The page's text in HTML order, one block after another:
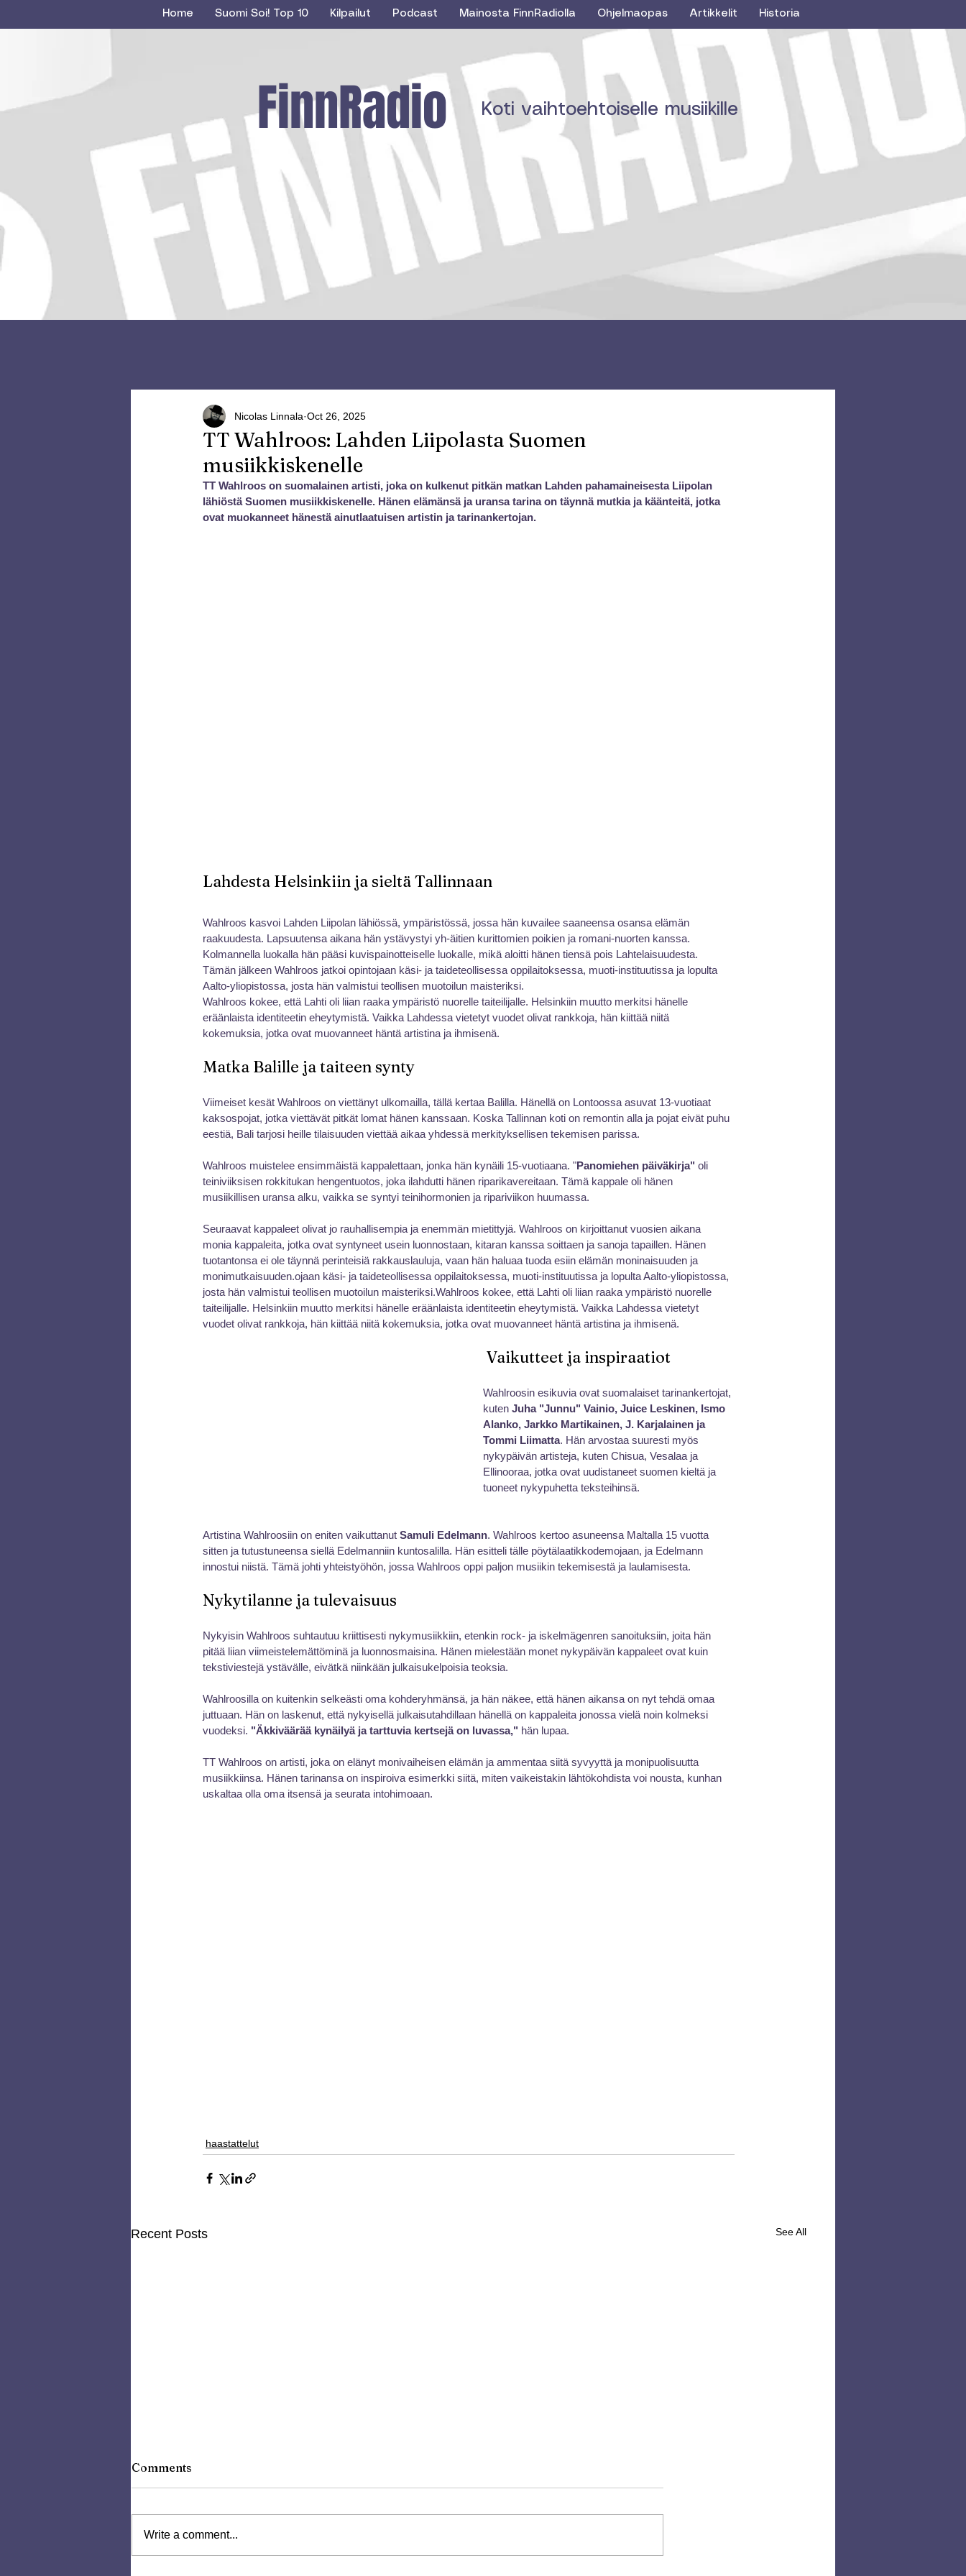
Home Suomi Soi! Top 10 Kilpailut Podcast Mainosta FinnRadiolla Ohjelmaopas Artikkelit Historia
FinnRadio Koti vaihtoehtoiselle musiikille
TT Wahlroos: Lahden Liipolasta Suomen
musiikkiskenelle
Nicolas Linnala Oct 26, 2025
TT Wahlroos on suomalainen artisti, joka on kulkenut pitkän matkan Lahden pahamaineisesta Liipolan
lähiöstä Suomen musiikkiskenelle. Hänen elämänsä ja uransa tarina on täynnä mutkia ja käänteitä, jotka
ovat muokanneet hänestä ainutlaatuisen artistin ja tarinankertojan.
Lahdesta Helsinkiin ja sieltä Tallinnaan
Wahlroos kasvoi Lahden Liipolan lähiössä, ympäristössä, jossa hän kuvailee saaneensa osansa elämän
raakuudesta. Lapsuutensa aikana hän ystävystyi yh-äitien kurittomien poikien ja romani-nuorten kanssa.
Kolmannella luokalla hän pääsi kuvispainotteiselle luokalle, mikä aloitti hänen tiensä pois Lahtelaisuudesta.
Tämän jälkeen Wahlroos jatkoi opintojaan käsi- ja taideteollisessa oppilaitoksessa, muoti-instituutissa ja lopulta
Aalto-yliopistossa, josta hän valmistui teollisen muotoilun maisteriksi.
Wahlroos kokee, että Lahti oli liian raaka ympäristö nuorelle taiteilijalle. Helsinkiin muutto merkitsi hänelle
eräänlaista identiteetin eheytymistä. Vaikka Lahdessa vietetyt vuodet olivat rankkoja, hän kiittää niitä
kokemuksia, jotka ovat muovanneet häntä artistina ja ihmisenä.
Matka Balille ja taiteen synty
Viimeiset kesät Wahlroos on viettänyt ulkomailla, tällä kertaa Balilla. Hänellä on Lontoossa asuvat 13-vuotiaat
kaksospojat, jotka viettävät pitkät lomat hänen kanssaan. Koska Tallinnan koti on remontin alla ja pojat eivät puhu
eestiä, Bali tarjosi heille tilaisuuden viettää aikaa yhdessä merkityksellisen tekemisen parissa.
Wahlroos muistelee ensimmäistä kappalettaan, jonka hän kynäili 15-vuotiaana. "Panomiehen päiväkirja" oli
teiniviiksisen rokkitukan hengentuotos, joka ilahdutti hänen riparikavereitaan. Tämä kappale oli hänen
musiikillisen uransa alku, vaikka se syntyi teinihormonien ja ripariviikon huumassa.
Seuraavat kappaleet olivat jo rauhallisempia ja enemmän mietittyjä. Wahlroos on kirjoittanut vuosien aikana
monia kappaleita, jotka ovat syntyneet usein luonnostaan, kitaran kanssa soittaen ja sanoja tapaillen. Hänen
tuotantonsa ei ole täynnä perinteisiä rakkauslauluja, vaan hän haluaa tuoda esiin elämän moninaisuuden ja
monimutkaisuuden.ojaan käsi- ja taideteollisessa oppilaitoksessa, muoti-instituutissa ja lopulta Aalto-yliopistossa,
josta hän valmistui teollisen muotoilun maisteriksi.Wahlroos kokee, että Lahti oli liian raaka ympäristö nuorelle
taiteilijalle. Helsinkiin muutto merkitsi hänelle eräänlaista identiteetin eheytymistä. Vaikka Lahdessa vietetyt
vuodet olivat rankkoja, hän kiittää niitä kokemuksia, jotka ovat muovanneet häntä artistina ja ihmisenä.
Vaikutteet ja inspiraatiot
Wahlroosin esikuvia ovat suomalaiset tarinankertojat,
kuten Juha "Junnu" Vainio, Juice Leskinen, Ismo
Alanko, Jarkko Martikainen, J. Karjalainen ja
Tommi Liimatta. Hän arvostaa suuresti myös
nykypäivän artisteja, kuten Chisua, Vesalaa ja
Ellinooraa, jotka ovat uudistaneet suomen kieltä ja
tuoneet nykypuhetta teksteihinsä.
Artistina Wahlroosiin on eniten vaikuttanut Samuli Edelmann. Wahlroos kertoo asuneensa Maltalla 15 vuotta
sitten ja tutustuneensa siellä Edelmanniin kuntosalilla. Hän esitteli tälle pöytälaatikkodemojaan, ja Edelmann
innostui niistä. Tämä johti yhteistyöhön, jossa Wahlroos oppi paljon musiikin tekemisestä ja laulamisesta.
Nykytilanne ja tulevaisuus
Nykyisin Wahlroos suhtautuu kriittisesti nykymusiikkiin, etenkin rock- ja iskelmägenren sanoituksiin, joita hän
pitää liian viimeistelemättöminä ja luonnosmaisina. Hänen mielestään monet nykypäivän kappaleet ovat kuin
tekstiviestejä ystävälle, eivätkä niinkään julkaisukelpoisia teoksia.
Wahlroosilla on kuitenkin selkeästi oma kohderyhmänsä, ja hän näkee, että hänen aikansa on nyt tehdä omaa
juttuaan. Hän on laskenut, että nykyisellä julkaisutahdillaan hänellä on kappaleita jonossa vielä noin kolmeksi
vuodeksi. "Äkkiväärää kynäilyä ja tarttuvia kertsejä on luvassa," hän lupaa.
TT Wahlroos on artisti, joka on elänyt monivaiheisen elämän ja ammentaa siitä syvyyttä ja monipuolisuutta
musiikkiinsa. Hänen tarinansa on inspiroiva esimerkki siitä, miten vaikeistakin lähtökohdista voi nousta, kunhan
uskaltaa olla oma itsensä ja seurata intohimoaan.
haastattelut
Recent Posts See All
Comments
Write a comment...